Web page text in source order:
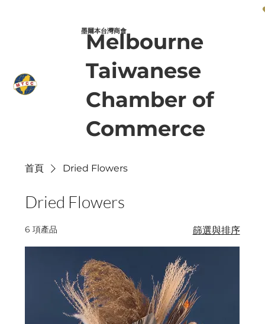
墨爾本台灣商會
Melbourne
Taiwanese
Chamber of
Commerce
首頁 Dried Flowers
Dried Flowers
6 項產品 篩選與排序